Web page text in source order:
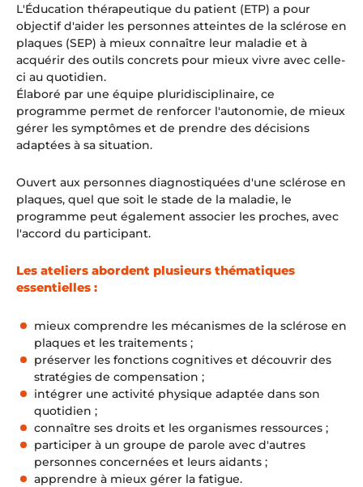
L'Éducation thérapeutique du patient (ETP) a pour
objectif d'aider les personnes atteintes de la sclérose en
plaques (SEP) à mieux connaître leur maladie et à
acquérir des outils concrets pour mieux vivre avec celle-
ci au quotidien.
Élaboré par une équipe pluridisciplinaire, ce
programme permet de renforcer l'autonomie, de mieux
gérer les symptômes et de prendre des décisions
adaptées à sa situation.
Ouvert aux personnes diagnostiquées d'une sclérose en
plaques, quel que soit le stade de la maladie, le
programme peut également associer les proches, avec
l'accord du participant.
Les ateliers abordent plusieurs thématiques
essentielles :
mieux comprendre les mécanismes de la sclérose en
plaques et les traitements ;
préserver les fonctions cognitives et découvrir des
stratégies de compensation ;
intégrer une activité physique adaptée dans son
quotidien ;
connaître ses droits et les organismes ressources ;
participer à un groupe de parole avec d'autres
personnes concernées et leurs aidants ;
apprendre à mieux gérer la fatigue.